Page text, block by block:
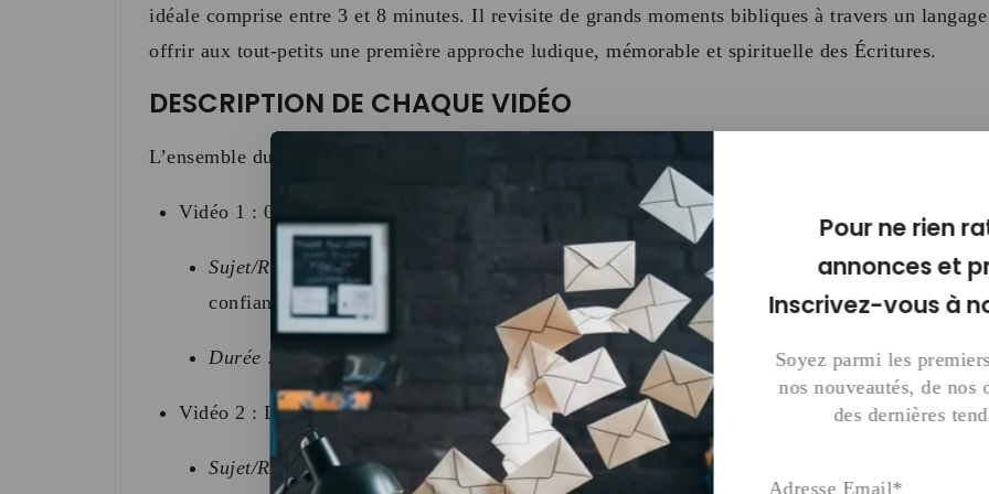
idéale comprise entre 3 et 8 minutes. Il revisite de grands moments bibliques à travers un
offrir aux tout-petits une première approche ludique, mémorable et spirituelle des Écritures.
DESCRIPTION DE CHAQUE VIDÉO
L’ensemble du pack représente près de 40 minutes de contenu adapté,
Vidéo 1 : 02 ABRAHAM.mp4
Sujet/Résumé :La découverte du parcours d’Abraham, l’homme de foi,expliquée de
confiance.
Durée : 8 minutes 27 secondes
Vidéo 2 : DAVID et GOLIATH
Sujet/Résumé :Le célèbre duel entre le petit berger David et le grand géant Goliath,
une
Pour ne rien
annonces et
Inscrivez-vous à
Soyez parmi les
nos nouveautés, de nos
des dernières
Adresse Email*